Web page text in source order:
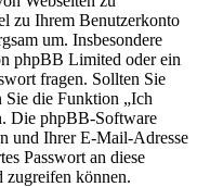
zu Ihrem Benutzerkonto
um. Insbesondere
phpBB Limited oder ein
fragen. Sollten Sie
Sie die Funktion „Ich
Die phpBB-Software
und Ihrer E-Mail-Adresse
Passwort an diese
zugreifen können.